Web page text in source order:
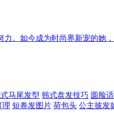
。如今成为时尚界新宠的
马尾发型 韩式盘发技巧 圆脸
理 短卷发图片 荷包头 公主披发